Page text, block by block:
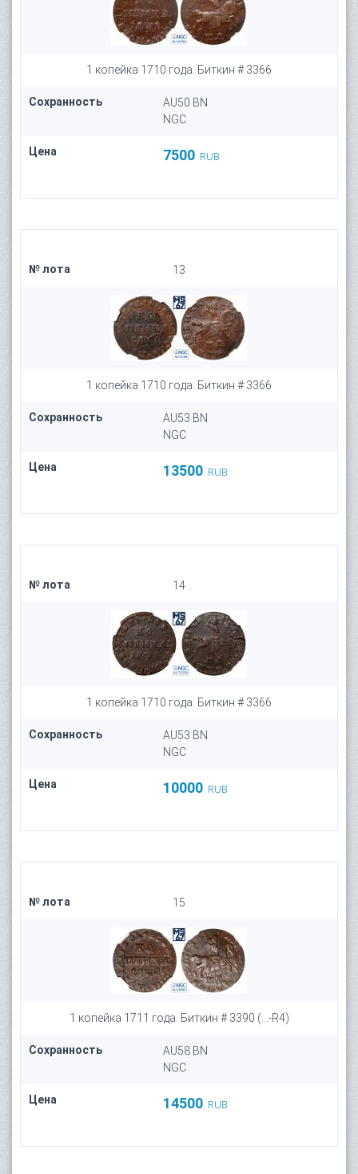
1 копейка 1710 года. Биткин # 3366
Сохранность
AU50 BN
NGC
Цена 7500 RUB
№ лота 13
1 копейка 1710 года. Биткин # 3366
Сохранность
AU53 BN
NGC
Цена 13500 RUB
№ лота 14
1 копейка 1710 года. Биткин # 3366
Сохранность
AU53 BN
NGC
Цена 10000 RUB
№ лота 15
1 копейка 1711 года. Биткин # 3390 (...-R4)
Сохранность
AU58 BN
NGC
Цена 14500 RUB